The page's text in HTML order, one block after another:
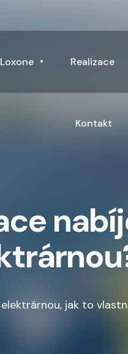
Loxone Realizace
Kontakt
jak to